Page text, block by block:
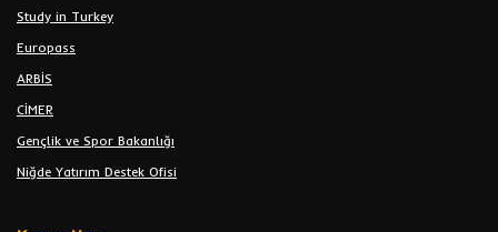
Study in Turkey
Europass
ARBİS
CİMER
Gençlik ve Spor Bakanlığı
Niğde Yatırım Destek Ofisi